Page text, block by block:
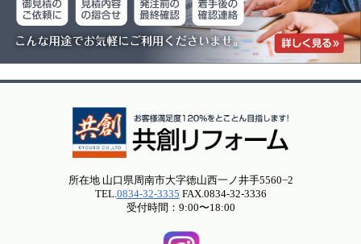
所在地 山口県周南市大字徳山西一ノ井手5560−2
TEL. 0834-32-3335 FAX.0834-32-3336
受付時間：9:00〜18:00